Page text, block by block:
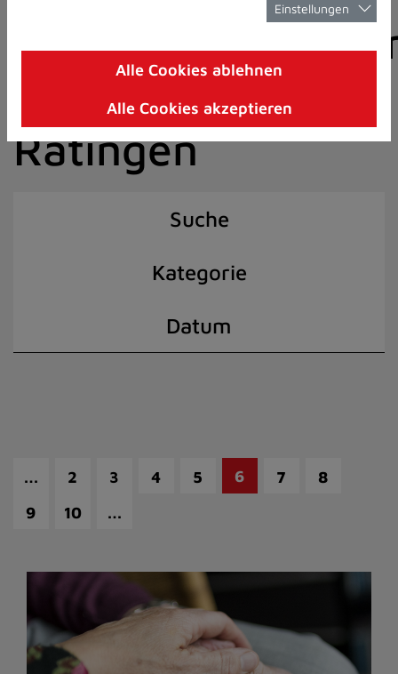
8)
I)
der Stadt
Ratingen
Suche
Kategorie
Datum
… 2 3 4 5 6 7
8
9
10 …
Einstellungen
Alle Cookies ablehnen
Alle Cookies akzeptieren